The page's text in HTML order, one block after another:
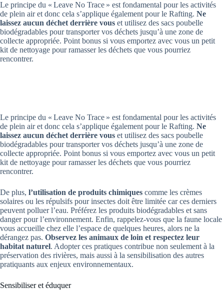
Le principe du « Leave No Trace » est fondamental pour les activités
de plein air et donc cela s’applique également pour le Rafting. Ne
laissez aucun déchet derrière vous et utilisez des sacs poubelle
biodégradables pour transporter vos déchets jusqu’à une zone de
collecte appropriée. Point bonus si vous emportez avec vous un petit
kit de nettoyage pour ramasser les déchets que vous pourriez
rencontrer.
Le principe du « Leave No Trace » est fondamental pour les activités
de plein air et donc cela s’applique également pour le Rafting. Ne
laissez aucun déchet derrière vous et utilisez des sacs poubelle
biodégradables pour transporter vos déchets jusqu’à une zone de
collecte appropriée. Point bonus si vous emportez avec vous un petit
kit de nettoyage pour ramasser les déchets que vous pourriez
rencontrer.
De plus, l’utilisation de produits chimiques comme les crèmes
solaires ou les répulsifs pour insectes doit être limitée car ces derniers
peuvent polluer l’eau. Préférez les produits biodégradables et sans
danger pour l’environnement. Enfin, rappelez-vous que la faune locale
vous accueille chez elle l’espace de quelques heures, alors ne la
dérangez pas. Observez les animaux de loin et respectez leur
habitat naturel. Adopter ces pratiques contribue non seulement à la
préservation des rivières, mais aussi à la sensibilisation des autres
pratiquants aux enjeux environnementaux.
Sensibiliser et éduquer